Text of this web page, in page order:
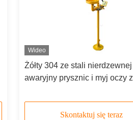
Wideo
Żółty 304 ze stali nierdzewnej
awaryjny prysznic i myj oczy z
Skontaktuj się teraz